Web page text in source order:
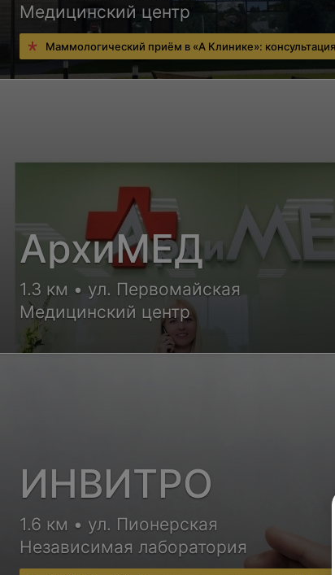
Медицинский центр
Маммологический приём в «А Клинике»:
АрхиМЕД
1.3 км • ул. Первомайская
Медицинский центр
ИНВИТРО
1.6 км • ул. Пионерская
Независимая лаборатория